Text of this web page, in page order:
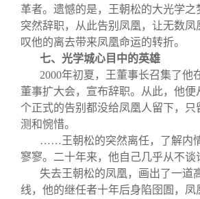
革者。遗憾的是，王朝松的大光学之
突然辞职，从此告别凤凰，让无数凤
叹他的离去带来凤凰命运的转折。
七、光学城心目中的英雄
2000年初夏，王董事长召集了他
董事扩大会，宣布辞职。从此，他便
个正式的告别都没给凤凰人留下，只
测和惋惜。
……王朝松的突然离任，了解内
寥寥。二十年来，他自己几乎从不谈
失去王朝松的凤凰，画出了一道
线，他的继任者十年后身陷囹圄，凤